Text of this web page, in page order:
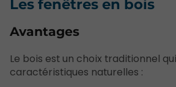
Les fenêtres en bois
Avantages
Le bois est un choix traditionnel
caractéristiques naturelles :